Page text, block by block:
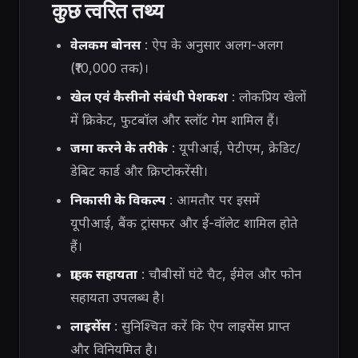
कुछ त्वरित तथ्य
वेलकम बोनस: ऐप के अनुसार अलग-अलग
(₹10,000 तक)।
खेल एवं कैसीनो संबंधी पेशकश: लोकप्रिय खेलों
में क्रिकेट, फुटबॉल और स्लॉट गेम शामिल हैं।
जमा करने के तरीके: यूपीआई, पेटीएम, क्रेडिट/
डेबिट कार्ड और क्रिप्टोकरेंसी।
निकासी के विकल्प: आमतौर पर इसमें
यूपीआई, बैंक ट्रांसफर और ई-वॉलेट शामिल होते
हैं।
ग्राहक सहायता: चौबीसों घंटे चैट, ईमेल और फोन
सहायता उपलब्ध है।
लाइसेंस: सुनिश्चित करें कि ऐप लाइसेंस प्राप्त
और विनियमित है।